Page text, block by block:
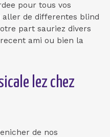
pour tous vos
aller de differentes blind
part sauriez divers
ami ou bien la
lez chez
de nos